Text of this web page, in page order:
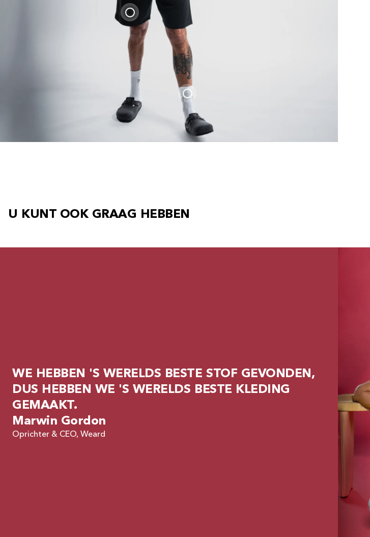
U KUNT OOK GRAAG HEBBEN
WE HEBBEN 'S WERELDS BESTE STOF GEVONDEN,
DUS HEBBEN WE 'S WERELDS BESTE KLEDING
GEMAAKT.
Marwin Gordon
Oprichter & CEO, Weard